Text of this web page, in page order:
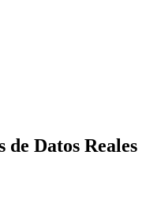
Datos Reales